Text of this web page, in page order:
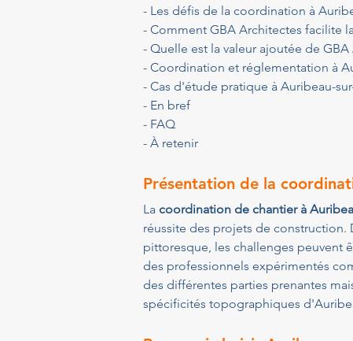
- Les défis de la coordination à
- Comment GBA Architectes facilite
- Quelle est la valeur ajoutée de GBA
- Coordination et réglementation à
- Cas d'étude pratique à Auribeau-
- En bref
- FAQ
- À retenir
Présentation de la
La coordination de chantier à
réussite des projets de
pittoresque, les challenges peuvent
des professionnels expérimentés
des différentes parties prenantes
spécificités topographiques